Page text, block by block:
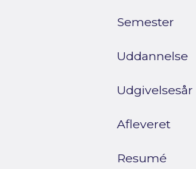
Semester
Uddannelse
Udgivelsesår
Afleveret
Resumé